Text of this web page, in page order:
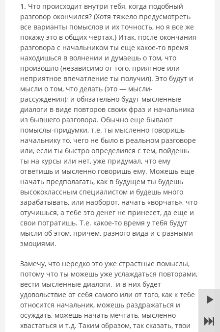
1. Что происходит внутри тебя, когда подобный
разговор окончился? (Хотя тяжело предусмотреть
все варианты помыслов и их точность, но я все же
покажу это в общих чертах.) Итак, после окончания
разговора с начальником ты еще какое-то время
находишься в волнении и думаешь о том, что
произошло (независимо от того, приятное или
неприятное впечатление ты получил). Это будут и
мысли о том, что делать (это — мысли-
рассуждения); и обязательно будут мысленные
диалоги в виде повторов своих фраз и начальника
из бывшего разговора. Обычно еще бывают
помыслы-придумки, т.е. ты мысленно говоришь
начальнику то, чего не было в реальном разговоре
или, если ты быстро определился с тем, пойдешь
ты на курсы или нет, уже придумал, что ему
ответишь и мысленно говоришь ему. Можешь еще
начать предполагать, как в будущем ты будешь
высококлассным специалистом и будешь много
зарабатывать, или наоборот, начать «ворчать», что
отучишься, а тебе это денег не принесет, да еще и
свои потратишь. Т.е. какое-то время у тебя будут
мысли об этом, причем, разного вида и с разными
эмоциями.
Замечу, что нередко это уже страстные помыслы,
потому что ты можешь уже услаждаться повторами,
вести мысленные диалоги, и в них будет
удовольствие от себя самого или от того, как к тебе
относится начальник, можешь раздражаться и
осуждать, можешь начать мечтать, мысленно
хвастаться и т.д. Таким образом, так сказать, твои